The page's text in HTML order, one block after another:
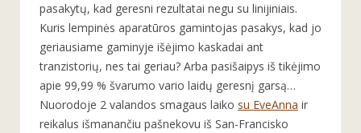
pasakytų, kad geresni rezultatai negu su linijiniais.
Kuris lempinės aparatūros gamintojas pasakys, kad jo
geriausiame gaminyje išėjimo kaskadai ant
tranzistorių, nes tai geriau? Arba pasišaipys iš tikėjimo
apie 99,99 % švarumo vario laidų geresnį garsą…
Nuorodoje 2 valandos smagaus laiko su EveAnna ir
reikalus išmanančiu pašnekovu iš San-Francisko